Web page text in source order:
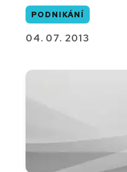
PODNIKÁNÍ
04. 07. 2013